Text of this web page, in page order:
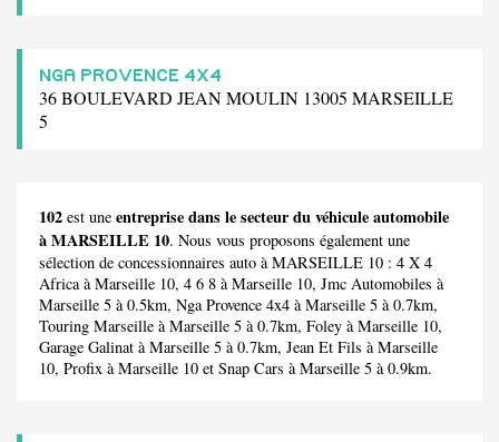
NGA PROVENCE 4X4
36 BOULEVARD JEAN MOULIN 13005 MARSEILLE
5
102 est une entreprise dans le secteur du véhicule automobile
à MARSEILLE 10. Nous vous proposons également une
sélection de concessionnaires auto à MARSEILLE 10 : 4 X 4
Africaà Marseille 10, 4 6 8 à Marseille 10, Jmc Automobiles à
Marseille 5 à 0.5km, Nga Provence 4x4 à Marseille 5 à 0.7km,
Touring Marseille à Marseille 5 à 0.7km, Foley à Marseille 10,
Garage Galinat à Marseille 5 à 0.7km, Jean Et Fils à Marseille
10, Profix à Marseille 10 et Snap Cars à Marseille 5 à 0.9km.